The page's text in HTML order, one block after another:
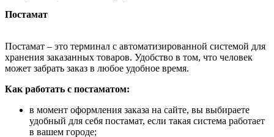
Постамат
Постамат – это терминал с автоматизированной системой для
хранения заказанных товаров. Удобство в том, что человек
может забрать заказ в любое удобное время.
Как работать с постаматом:
в момент оформления заказа на сайте, вы выбираете
удобный для себя постамат, если такая система работает
в вашем городе;